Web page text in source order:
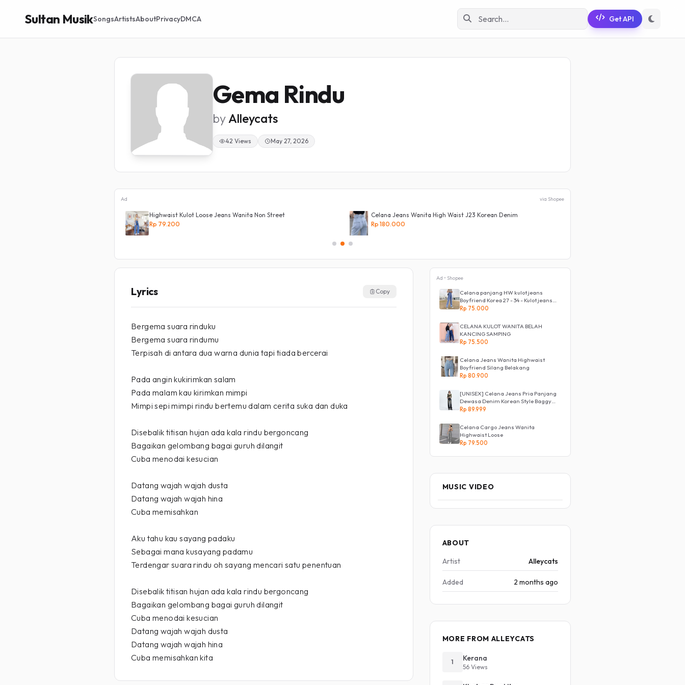
Sultan MusikSongsArtistsAboutPrivacyDMCA Get API
Gema Rindu
byAlleycats
42 Views May 27, 2026
Ad via Shopee
Highwaist Kulot Loose Jeans Wanita Non Street
Rp 79.200
Celana Jeans Wanita High Waist J23 Korean Denim
Rp 180.000
Lyrics Copy
Bergema suara rinduku
Bergema suara rindumu
Terpisah di antara dua warna dunia tapi tiada bercerai
Pada angin kukirimkan salam
Pada malam kau kirimkan mimpi
Mimpi sepi mimpi rindu bertemu dalam cerita suka dan duka
Disebalik titisan hujan ada kala rindu bergoncang
Bagaikan gelombang bagai guruh dilangit
Cuba menodai kesucian
Datang wajah wajah dusta
Datang wajah wajah hina
Cuba memisahkan
Aku tahu kau sayang padaku
Sebagai mana kusayang padamu
Terdengar suara rindu oh sayang mencari satu penentuan
Disebalik titisan hujan ada kala rindu bergoncang
Bagaikan gelombang bagai guruh dilangit
Cuba menodai kesucian
Datang wajah wajah dusta
Datang wajah wajah hina
Cuba memisahkan kita
Ad • Shopee
Celana panjang HW kulot jeans
Boyfriend Korea 27 - 34 - Kulot jeans
LOVE
Rp 75.000
CELANA KULOT WANITA BELAH
KANCING SAMPING
Rp 75.500
Celana Jeans Wanita Highwaist
Boyfriend Silang Belakang
Rp 80.900
[UNISEX] Celana Jeans Pria Panjang
Dewasa Denim Korean Style Baggy
Pants Jeans HighWaist Murah
Rp 89.999
Celana Cargo Jeans Wanita
Highwaist Loose
Rp 79.500
MUSIC VIDEO
ABOUT
Artist
Alleycats
Added 2 months ago
MORE FROM ALLEYCATS
1 Kerana
56 Views